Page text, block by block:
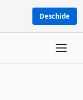
Deschide